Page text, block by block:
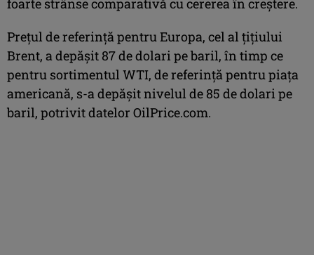
foarte strânse comparativă cu cererea în creștere.
Prețul de referință pentru Europa, cel al țițiului
Brent, a depășit 87 de dolari pe baril, în timp ce
pentru sortimentul WTI, de referință pentru piața
americană, s-a depășit nivelul de 85 de dolari pe
baril, potrivit datelor OilPrice.com.